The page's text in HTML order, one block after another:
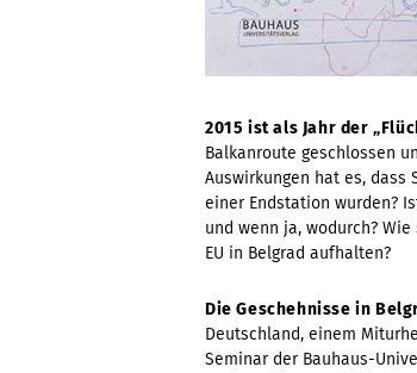
2015 ist als Jahr der
Balkanroute geschlossen
Auswirkungen hat es, dass
einer Endstation wurden?
und wenn ja, wodurch?
EU in Belgrad aufhalten?
Die Geschehnisse in
Deutschland, einem
Seminar der Bauhaus-